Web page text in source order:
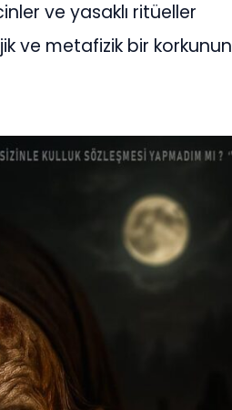
ve yasaklı ritüeller
ve metafizik bir korkunun